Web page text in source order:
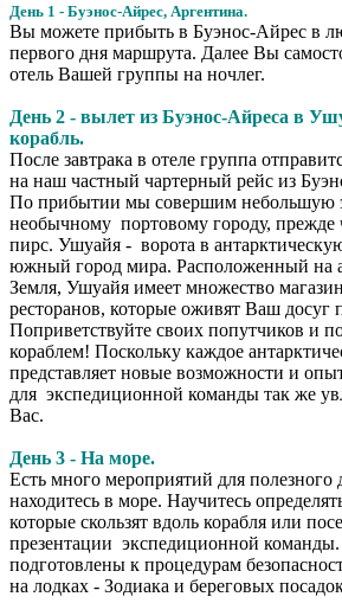
День 1 - Буэнос-Айрес, Аргентина.
Вы можете прибыть в Буэнос-Айрес в
первого дня маршрута. Далее Вы
отель Вашей группы на ночлег.
День 2 - вылет из Буэнос-Айреса в
корабль.
После завтрака в отеле группа
на наш частный чартерный рейс из
По прибытии мы совершим небольшую
необычному портовому городу, прежде
пирс. Ушуайя - ворота в
южный город мира. Расположенный на
Земля, Ушуайя имеет множество
ресторанов, которые оживят Ваш досуг
Поприветствуйте своих попутчиков и
кораблем! Поскольку каждое
представляет новые возможности и
для экспедиционной команды так же
Вас.
День 3 - На море.
Есть много мероприятий для
находитесь в море. Научитесь
которые скользят вдоль корабля или
презентации экспедиционной
подготовлены к процедурам
на лодках - Зодиака и береговых